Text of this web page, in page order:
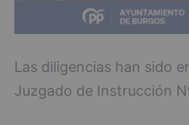
Las diligencias han sido
Juzgado de Instrucción